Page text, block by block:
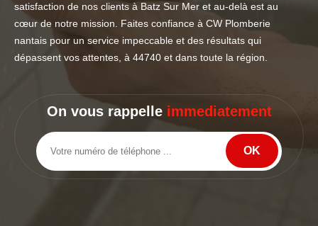
satisfaction de nos clients à Batz Sur Mer et au-delà est au
cœur de notre mission. Faites confiance à CW Plomberie
nantais pour un service impeccable et des résultats qui
dépassent vos attentes, à 44740 et dans toute la région.
On vous rappelle immediatement